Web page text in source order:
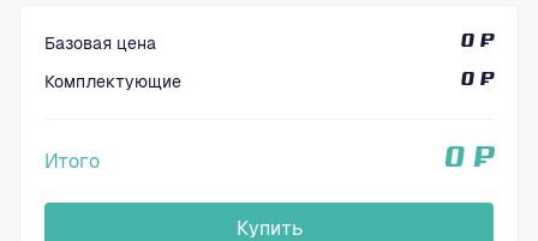
Базовая цена
0 ₽
Комплектующие
0 ₽
Итого 0 ₽
Купить